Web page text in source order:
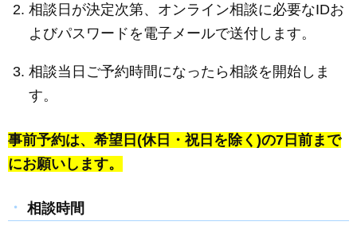
相談日が決定次第、オンライン相談に必要なIDお
よびパスワードを電子メールで送付します。
相談当日ご予約時間になったら相談を開始しま
す。
事前予約は、希望日(休日・祝日を除く)の7日前まで
にお願いします。
相談時間